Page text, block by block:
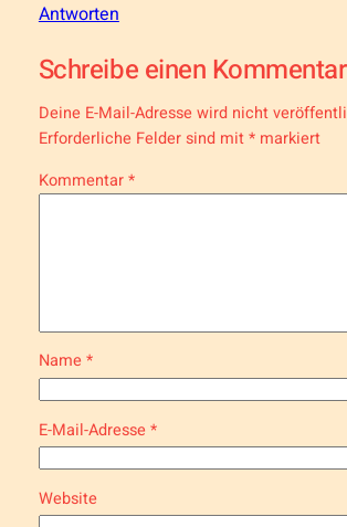
Antworten
Schreibe einen Kommentar
Deine E-Mail-Adresse wird nicht
Erforderliche Felder sind mit*markiert
Kommentar*
Name*
E-Mail-Adresse*
Website